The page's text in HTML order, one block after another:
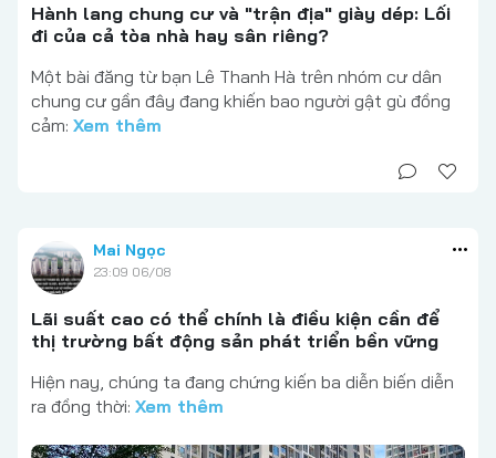
Hành lang chung cư và "trận địa" giày dép: Lối
đi của cả tòa nhà hay sân riêng?
Một bài đăng từ bạn Lê Thanh Hà trên nhóm cư dân
chung cư gần đây đang khiến bao người gật gù đồng
cảm: Xem thêm
Mai Ngọc
23:09 06/08
Lãi suất cao có thể chính là điều kiện cần để
thị trường bất động sản phát triển bền vững
Hiện nay, chúng ta đang chứng kiến ba diễn biến diễn
ra đồng thời: Xem thêm